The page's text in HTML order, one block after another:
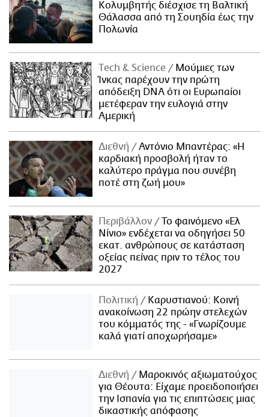
Κολυμβητής διέσχισε τη Βαλτική
Θάλασσα από τη Σουηδία έως την
Πολωνία
Τech & Science
Μούμιες των
Ίνκας παρέχουν την πρώτη
απόδειξη DNA ότι οι Ευρωπαίοι
μετέφεραν την ευλογιά στην
Αμερική
Διεθνή
Αντόνιο Μπαντέρας: «Η
καρδιακή προσβολή ήταν το
καλύτερο πράγμα που συνέβη
ποτέ στη ζωή μου»
Περιβάλλον
Το φαινόμενο «Ελ
Νίνιο» ενδέχεται να οδηγήσει 50
εκατ. ανθρώπους σε κατάσταση
οξείας πείνας πριν το τέλος του
2027
Πολιτική
Καρυστιανού: Κοινή
ανακοίνωση 22 πρώην στελεχών
του κόμματός της - «Γνωρίζουμε
καλά γιατί αποχωρήσαμε»
Διεθνή
Μαροκινός αξιωματούχος
για Θέουτα: Είχαμε προειδοποιήσει
την Ισπανία για τις επιπτώσεις μιας
δικαστικής απόφασης